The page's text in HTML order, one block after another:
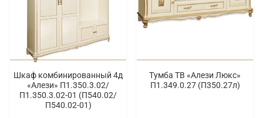
Шкаф комбинированный 4д
«Алези» П1.350.3.02/
П1.350.3.02-01 (П540.02/
П540.02-01)
Тумба ТВ «Алези Люкс»
П1.349.0.27 (П350.27л)